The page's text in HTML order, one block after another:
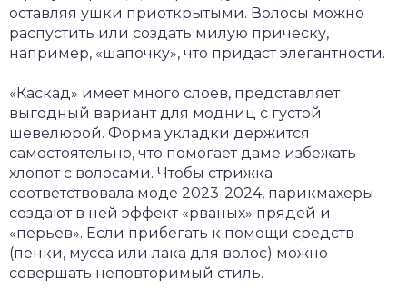
оставляя ушки приоткрытыми. Волосы можно
распустить или создать милую прическу,
например, «шапочку», что придаст элегантности.
«Каскад» имеет много слоев, представляет
выгодный вариант для модниц с густой
шевелюрой. Форма укладки держится
самостоятельно, что помогает даме избежать
хлопот с волосами. Чтобы стрижка
соответствовала моде 2023-2024, парикмахеры
создают в ней эффект «рваных» прядей и
«перьев». Если прибегать к помощи средств
(пенки, мусса или лака для волос) можно
совершать неповторимый стиль.